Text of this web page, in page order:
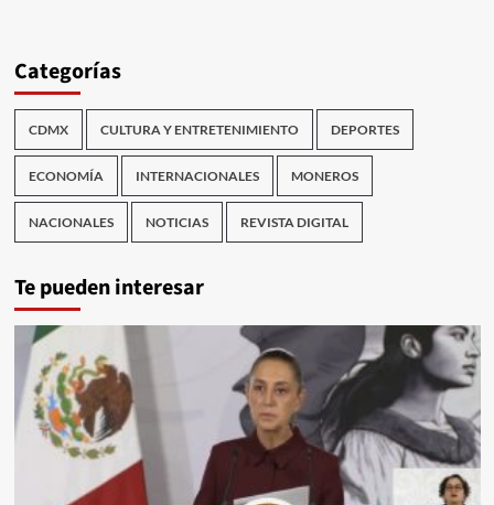
Categorías
CDMX CULTURA Y ENTRETENIMIENTO DEPORTES
ECONOMÍA INTERNACIONALES MONEROS
NACIONALES NOTICIAS REVISTA DIGITAL
Te pueden interesar